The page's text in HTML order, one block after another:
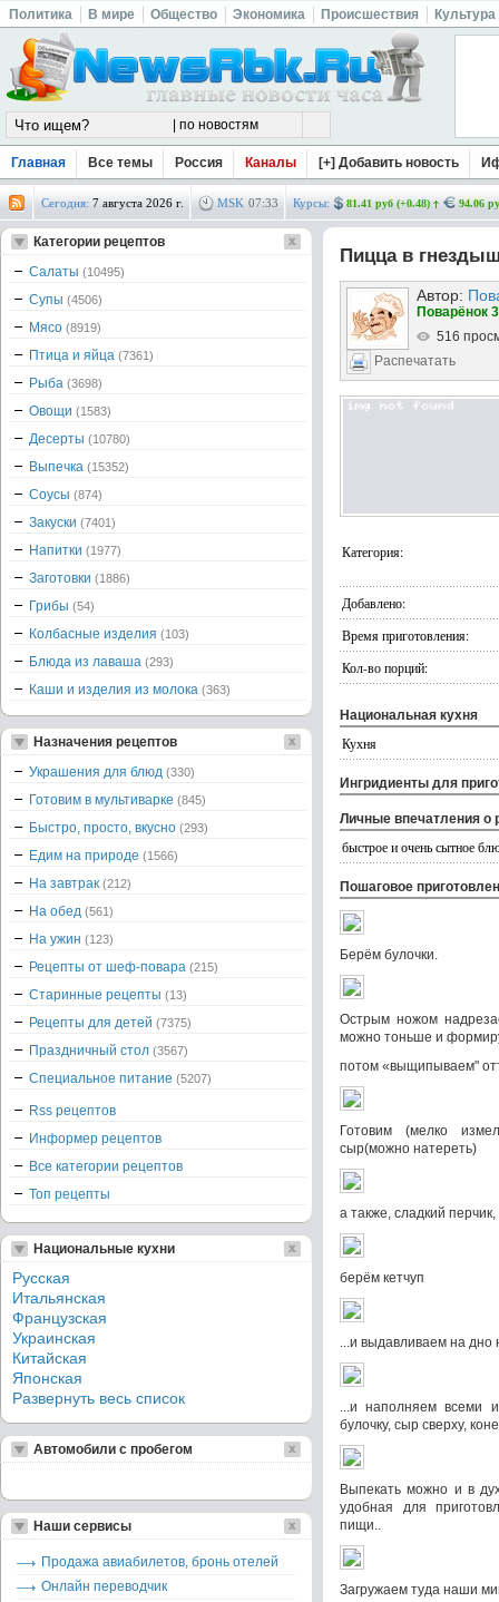
Политика В мире Общество Экономика Происшествия Культура
Главная Все темы Россия Каналы [+] Добавить новость
Сегодня: 7 августа 2026 г. MSK 07:33 Курсы: 81.41 руб (+0.48) 94.06
Пицца в
Автор:
Поварёнок
516
Распечатать
Категория:
Добавлено:
Время приготовления:
Кол-во порций:
Национальная кухня
Кухня
Ингридиенты для
Личные впечатления о
быстрое и очень сытное
Пошаговое
Берём булочки.
Острым ножом
можно тоньше и
потом «выщипываем"
Готовим (мелко
сыр(можно натереть)
а также, сладкий
берём кетчуп
...и выдавливаем на дно
...и наполняем всеми
булочку, сыр сверху,
Выпекать можно и в
удобная для
пищи..
Загружаем туда наши
Категории рецептов
Салаты (10495)
Супы (4506)
Мясо (8919)
Птица и яйца (7361)
Рыба (3698)
Овощи (1583)
Десерты (10780)
Выпечка (15352)
Соусы (874)
Закуски (7401)
Напитки (1977)
Заготовки (1886)
Грибы (54)
Колбасные изделия (103)
Блюда из лаваша (293)
Каши и изделия из молока (363)
Назначения рецептов
Украшения для блюд (330)
Готовим в мультиварке (845)
Быстро, просто, вкусно (293)
Едим на природе (1566)
На завтрак (212)
На обед (561)
На ужин (123)
Рецепты от шеф-повара (215)
Старинные рецепты (13)
Рецепты для детей (7375)
Праздничный стол (3567)
Специальное питание (5207)
Rss рецептов
Информер рецептов
Все категории рецептов
Топ рецепты
Национальные кухни
Русская
Итальянская
Французская
Украинская
Китайская
Японская
Развернуть весь список
Автомобили с пробегом
Наши сервисы
Продажа авиабилетов, бронь отелей
Онлайн переводчик